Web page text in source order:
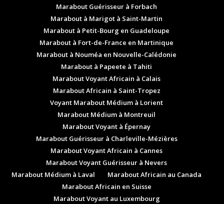
Marabout Guérisseur à Forbach
Marabout à Marigot à Saint-Martin
Marabout à Petit-Bourg en Guadeloupe
Marabout à Fort-de-France en Martinique
Marabout à Nouméa en Nouvelle-Calédonie
Marabout à Papeete à Tahiti
Marabout Voyant Africain à Calais
Marabout Africain à Saint-Tropez
Voyant Marabout Médium à Lorient
Marabout Médium à Montreuil
Marabout Voyant à Épernay
Marabout Guérisseur à Charleville-Mézières
Marabout Voyant Africain à Cannes
Marabout Voyant Guérisseur à Nevers
Marabout Médium à Laval
Marabout Africain au Canada
Marabout Africain en Suisse
Marabout Voyant au Luxembourg